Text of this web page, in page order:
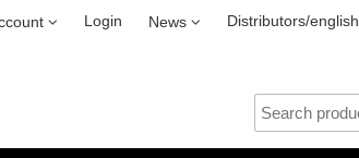
Login News
Newsletter Distributors/english